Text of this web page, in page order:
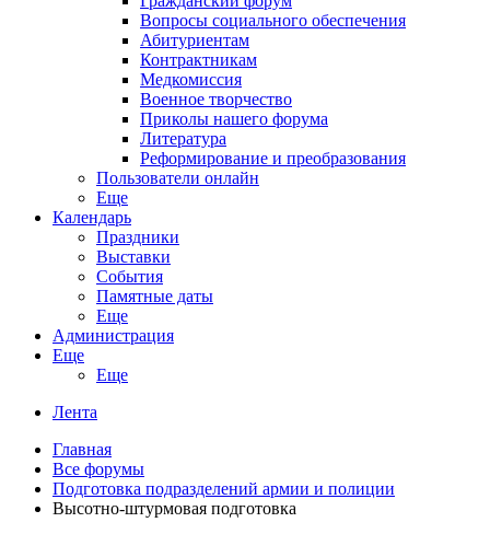
Вопросы социального обеспечения
Абитуриентам
Контрактникам
Медкомиссия
Военное творчество
Приколы нашего форума
Литература
Реформирование и преобразования
Пользователи онлайн
Еще
Календарь
Праздники
Выставки
События
Памятные даты
Еще
Администрация
Еще
Еще
Лента
Главная
Все форумы
Подготовка подразделений армии и полиции
Высотно-штурмовая подготовка